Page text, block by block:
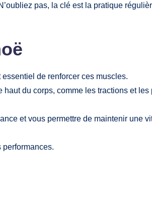
pas, la clé est la pratique
de renforcer ces muscles.
du corps, comme les tractions et les
et vous permettre de maintenir une
performances.